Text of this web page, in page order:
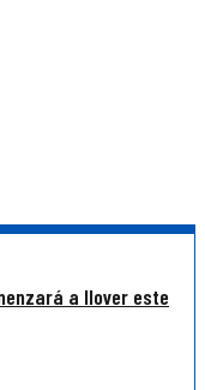
a llover este